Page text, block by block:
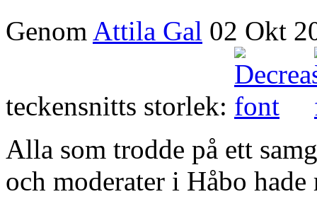
Genom Attila Gal 02 Okt
teckensnitts storlek:
Alla som trodde på ett
och moderater i Håbo